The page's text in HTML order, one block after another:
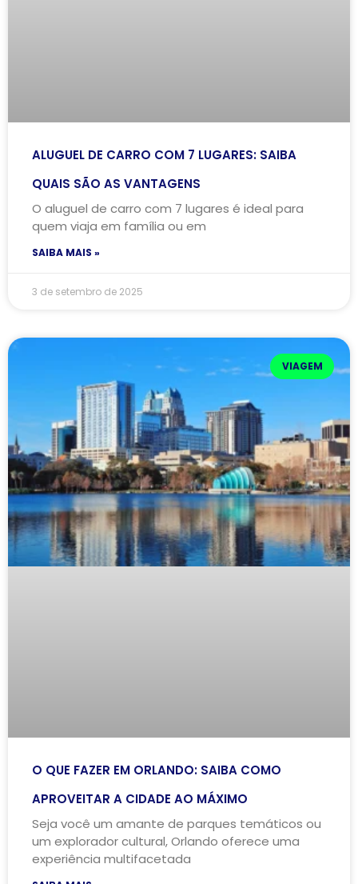
ALUGUEL DE CARRO COM 7 LUGARES: SAIBA
QUAIS SÃO AS VANTAGENS
O aluguel de carro com 7 lugares é ideal para
quem viaja em família ou em
SAIBA MAIS »
3 de setembro de 2025
VIAGEM
O QUE FAZER EM ORLANDO: SAIBA COMO
APROVEITAR A CIDADE AO MÁXIMO
Seja você um amante de parques temáticos ou
um explorador cultural, Orlando oferece uma
experiência multifacetada